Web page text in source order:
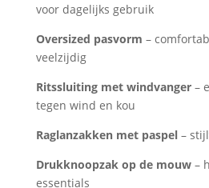
voor dagelijks gebruik
Oversized pasvorm –
veelzijdig
Ritssluiting met windvanger–
tegen wind en kou
Raglanzakken met paspel–
Drukknoopzak op de mouw–
essentials